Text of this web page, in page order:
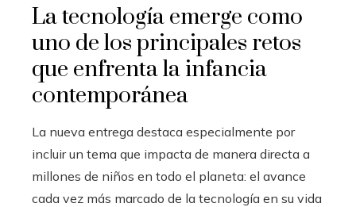
La tecnología emerge como
uno de los principales retos
que enfrenta la infancia
contemporánea
La nueva entrega destaca especialmente por
incluir un tema que impacta de manera directa a
millones de niños en todo el planeta: el avance
cada vez más marcado de la tecnología en su vida